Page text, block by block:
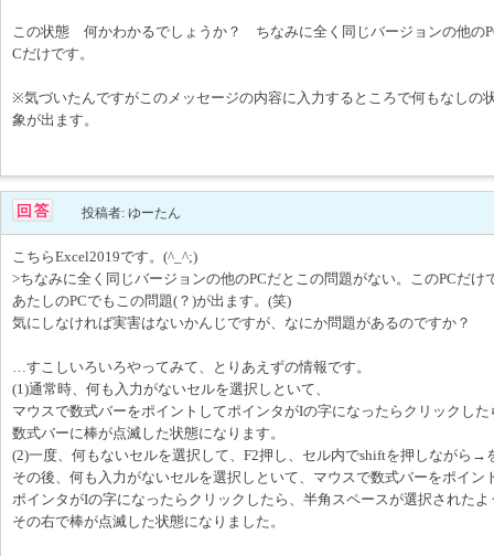
この状態 何かわかるでしょうか？ ちなみに全く同じバージョンの他の
Cだけです。
※気づいたんですがこのメッセージの内容に入力するところで何もなしの
象が出ます。
投稿者: ゆーたん
こちらExcel2019です。(^_^;)
>ちなみに全く同じバージョンの他のPCだとこの問題がない。このPCだけ
あたしのPCでもこの問題(？)が出ます。(笑)
気にしなければ実害はないかんじですが、なにか問題があるのですか？
…すこしいろいろやってみて、とりあえずの情報です。
(1)通常時、何も入力がないセルを選択しといて、
マウスで数式バーをポイントしてポインタがIの字になったらクリックした
数式バーに棒が点滅した状態になります。
(2)一度、何もないセルを選択して、F2押し、セル内でshiftを押しながら→
その後、何も入力がないセルを選択しといて、マウスで数式バーをポイン
ポインタがIの字になったらクリックしたら、半角スペースが選択された
その右で棒が点滅した状態になりました。